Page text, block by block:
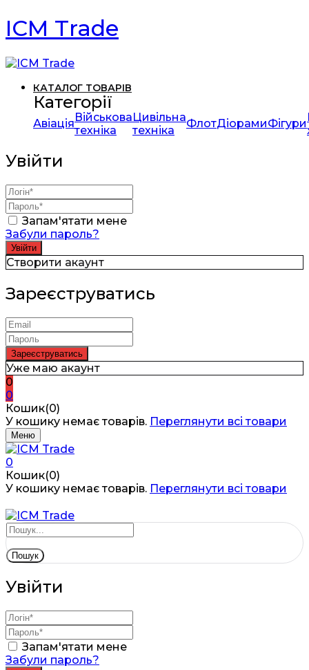
ICM Trade
КАТАЛОГ ТОВАРІВ
Категорії
АвіаціяВійськова
техніка
Цивільна
техніка
ФлотДіорамиФігури
Увійти
Запам'ятати мене
Забули пароль?
Створити акаунт
Зареєструватись
Уже маю акаунт
0
0
Кошик(0)
У кошику немає товарів. Переглянути всі товари
Меню
0
Кошик(0)
У кошику немає товарів. Переглянути всі товари
Пошук
Увійти
Запам'ятати мене
Забули пароль?